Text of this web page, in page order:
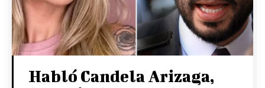
Habló Candela Arizaga,